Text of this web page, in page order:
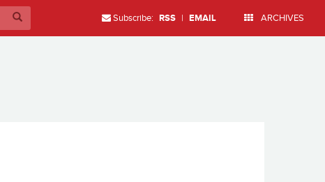
Subscribe: RSS | EMAIL ARCHIVES